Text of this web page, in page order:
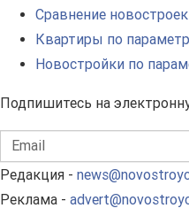
Сравнение новостроек
Квартиры по
Новостройки по
Подпишитесь на
Редакция -
Реклама -